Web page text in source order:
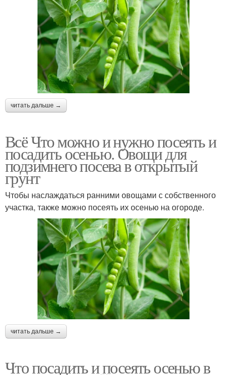
читать дальше →
Всё Что можно и нужно посеять и
посадить осенью. Овощи для
подзимнего посева в открытый
грунт
Чтобы наслаждаться ранними овощами с собственного
участка, также можно посеять их осенью на огороде.
читать дальше →
Что посадить и посеять осенью в